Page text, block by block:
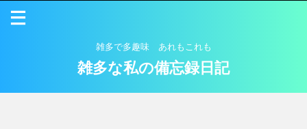
雑多で多趣味 あれもこれも
雑多な私の備忘録日記